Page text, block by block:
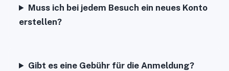
Muss ich bei jedem Besuch ein neues Konto
erstellen?
Gibt es eine Gebühr für die Anmeldung?